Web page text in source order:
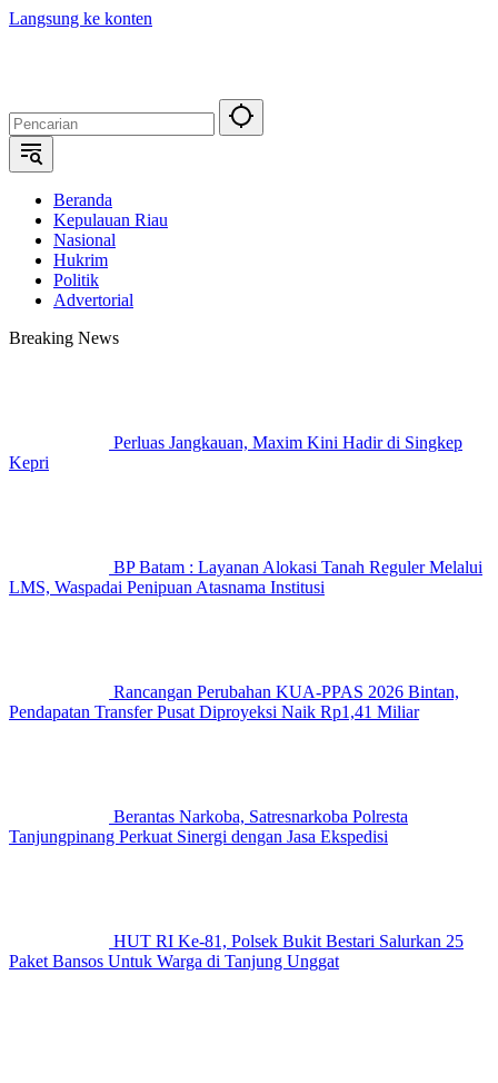
Langsung ke konten
Beranda
Kepulauan Riau
Nasional
Hukrim
Politik
Advertorial
Breaking News
Perluas Jangkauan, Maxim Kini Hadir di Singkep
Kepri
BP Batam : Layanan Alokasi Tanah Reguler Melalui
LMS, Waspadai Penipuan Atasnama Institusi
Rancangan Perubahan KUA-PPAS 2026 Bintan,
Pendapatan Transfer Pusat Diproyeksi Naik Rp1,41 Miliar
Berantas Narkoba, Satresnarkoba Polresta
Tanjungpinang Perkuat Sinergi dengan Jasa Ekspedisi
HUT RI Ke-81, Polsek Bukit Bestari Salurkan 25
Paket Bansos Untuk Warga di Tanjung Unggat